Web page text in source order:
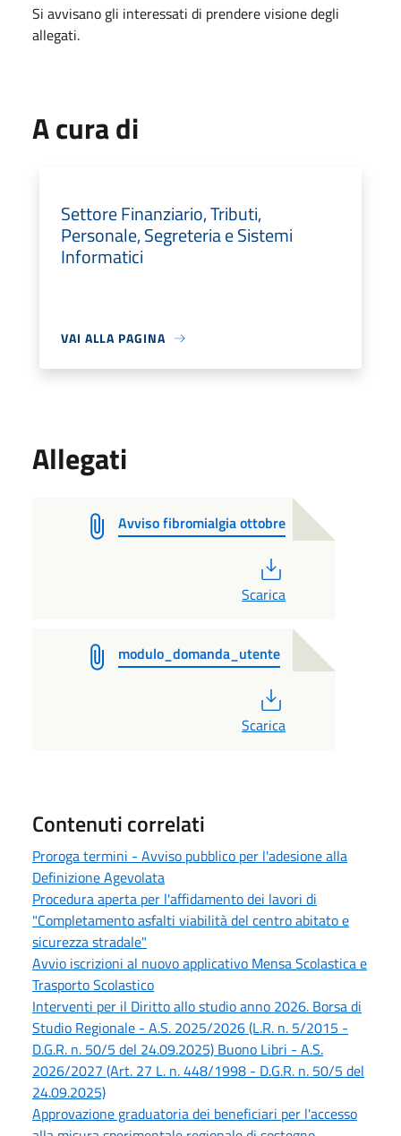
Si avvisano gli interessati di prendere visione degli
allegati.
A cura di
Settore Finanziario, Tributi,
Personale, Segreteria e Sistemi
Informatici
VAI ALLA PAGINA
Allegati
Avviso fibromialgia ottobre
Scarica
modulo_domanda_utente
Scarica
Contenuti correlati
Proroga termini - Avviso pubblico per l'adesione alla
Definizione Agevolata
Procedura aperta per l'affidamento dei lavori di
"Completamento asfalti viabilità del centro abitato e
sicurezza stradale"
Avvio iscrizioni al nuovo applicativo Mensa Scolastica e
Trasporto Scolastico
Interventi per il Diritto allo studio anno 2026. Borsa di
Studio Regionale - A.S. 2025/2026 (L.R. n. 5/2015 -
D.G.R. n. 50/5 del 24.09.2025) Buono Libri - A.S.
2026/2027 (Art. 27 L. n. 448/1998 - D.G.R. n. 50/5 del
24.09.2025)
Approvazione graduatoria dei beneficiari per l'accesso